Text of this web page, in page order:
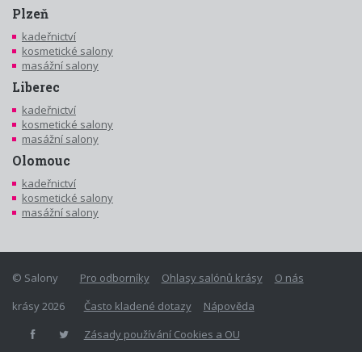
Plzeň
kadeřnictví
kosmetické salony
masážní salony
Liberec
kadeřnictví
kosmetické salony
masážní salony
Olomouc
kadeřnictví
kosmetické salony
masážní salony
Pro odborníky Ohlasy salónů krásy
O nás
Často kladené dotazy
Nápověda
Zásady používání Cookies a OU
© Salony
krásy 2026